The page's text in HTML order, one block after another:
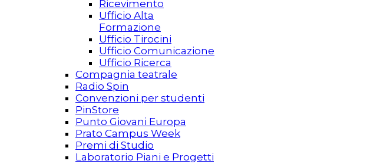
Ricevimento
Ufficio Alta
Formazione
Ufficio Tirocini
Ufficio Comunicazione
Ufficio Ricerca
Compagnia teatrale
Radio Spin
Convenzioni per studenti
PinStore
Punto Giovani Europa
Prato Campus Week
Premi di Studio
Laboratorio Piani e Progetti